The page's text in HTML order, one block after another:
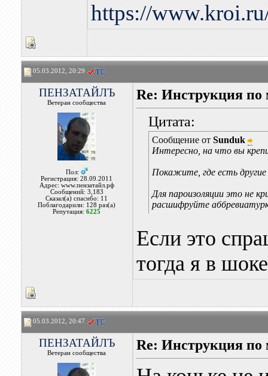
https://
05.03.2012, 20:29
ПЕНЗАТАЙЛЪ
Ветеран сообщества
Пол:
Регистрация: 28.09.2011
Адрес: www.пензатайл.рф
Сообщений: 3,183
Сказал(а) спасибо: 11
Поблагодарили: 128 раз(а)
Репутация:6225
Re: Инструкция
Цитата:
Сообщение от Sunduk
Интересно, на что вы
Покажите, где есть
Для пароизоляции это не
расшифруйте
Если это
тогда я в
05.03.2012, 20:47
ПЕНЗАТАЙЛЪ
Ветеран сообщества
Re: Инструкция